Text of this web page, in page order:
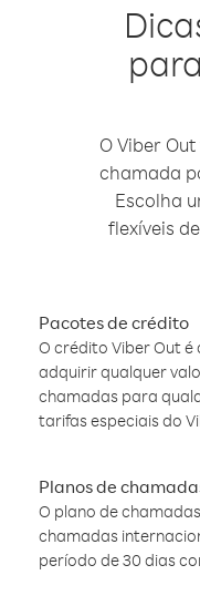
O Viber
chamada
Escolha
flexíveis
Pacotes de crédito
O crédito Viber Out
adquirir qualquer
chamadas para
tarifas especiais do
Planos de
O plano de
chamadas
período de 30 dias